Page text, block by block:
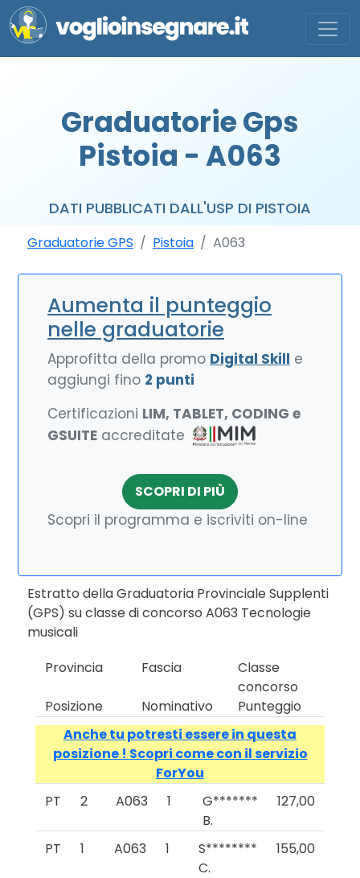
Graduatorie Gps
Pistoia - A063
DATI PUBBLICATI DALL'USP DI PISTOIA
Graduatorie GPS Pistoia A063
Aumenta il punteggio
nelle graduatorie
Approfitta della promo Digital Skill e
aggiungi fino 2 punti
Certificazioni LIM, TABLET, CODING e
GSUITE accreditate
SCOPRI DI PIÙ
Scopri il programma e iscriviti on-line
Estratto della Graduatoria Provinciale Supplenti
(GPS) su classe di concorso A063 Tecnologie
musicali
Provincia
Fascia
Classe
concorso
Posizione
Nominativo
Punteggio
Anche tu potresti essere in questa
posizione ! Scopri come con il servizio
ForYou
PT
2 A063 1
G*******
B.
127,00
PT 1 A063 1
S********
C.
155,00